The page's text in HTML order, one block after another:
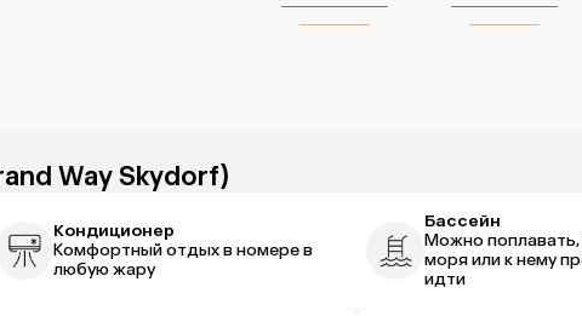
Way Skydorf)
Кондиционер
Комфортный отдых в номере в
любую жару
Бассейн
Можно
моря или к нему
идти